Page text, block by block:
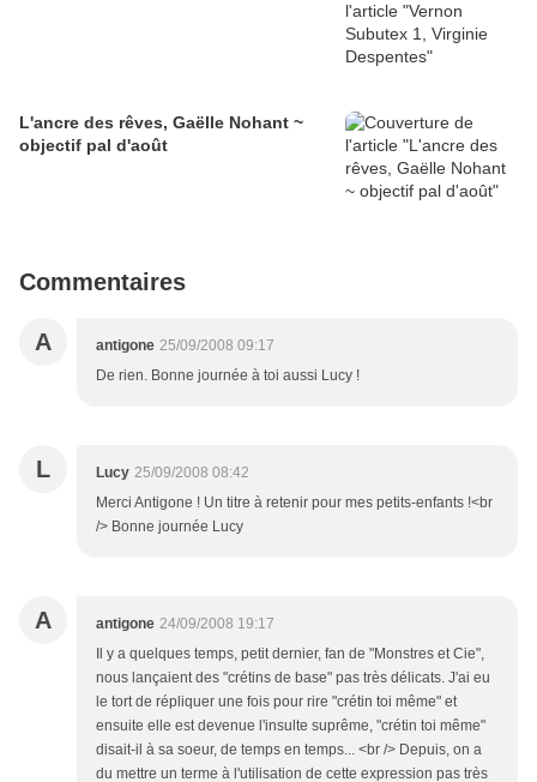
L'ancre des rêves, Gaëlle Nohant ~
objectif pal d'août
Commentaires
A antigone 25/09/2008 09:17
De rien. Bonne journée à toi aussi Lucy !
L Lucy 25/09/2008 08:42
Merci Antigone ! Un titre à retenir pour mes petits-enfants !<br
/> Bonne journée Lucy
A antigone 24/09/2008 19:17
Il y a quelques temps, petit dernier, fan de "Monstres et Cie",
nous lançaient des "crétins de base" pas très délicats. J'ai eu
le tort de répliquer une fois pour rire "crétin toi même" et
ensuite elle est devenue l'insulte suprême, "crétin toi même"
disait-il à sa soeur, de temps en temps... <br /> Depuis, on a
du mettre un terme à l'utilisation de cette expression pas très